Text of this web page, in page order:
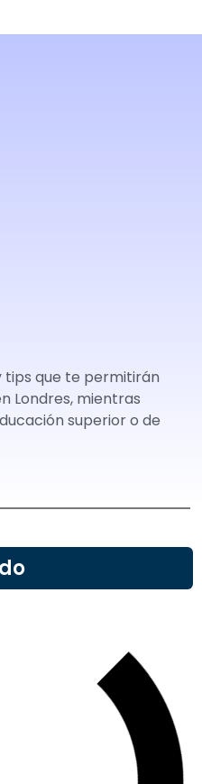
tips que te permitirán
Londres, mientras
superior o de